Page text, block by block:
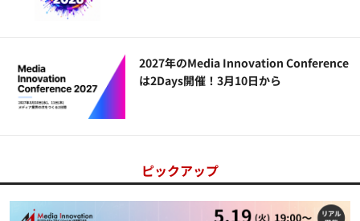
2027年のMedia Innovation Conference
は2Days開催！3月10日から
ピックアップ